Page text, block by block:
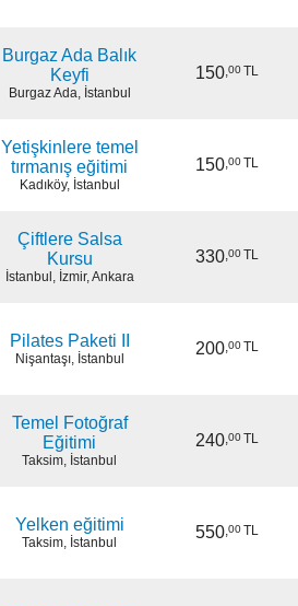
Burgaz Ada Balık
Keyfi
Burgaz Ada, İstanbul
150,00 TL
Yetişkinlere temel
tırmanış eğitimi
Kadıköy, İstanbul
150,00 TL
Çiftlere Salsa
Kursu
İstanbul, İzmir, Ankara
330,00 TL
Pilates Paketi II
Nişantaşı, İstanbul
200,00 TL
Temel Fotoğraf
Eğitimi
Taksim, İstanbul
240,00 TL
Yelken eğitimi
Taksim, İstanbul
550,00 TL